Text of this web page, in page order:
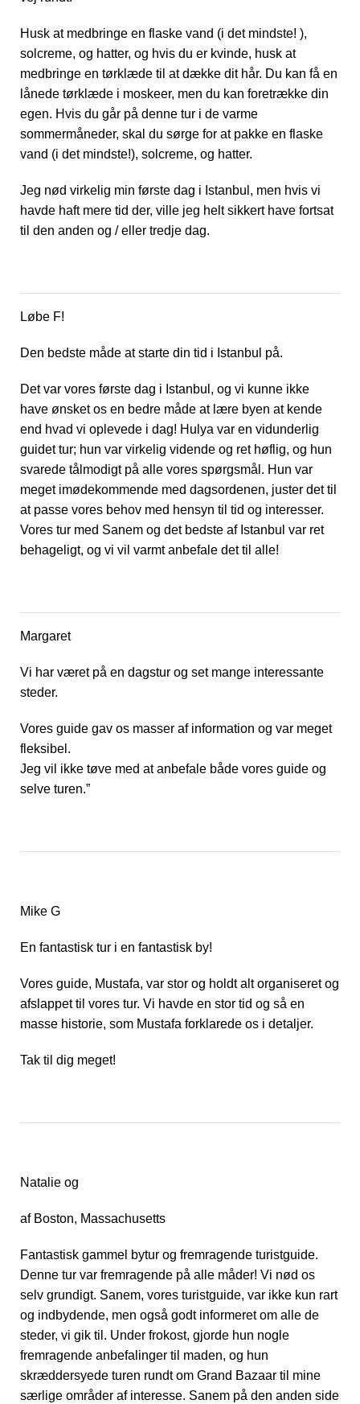
Husk at medbringe en flaske vand (i det mindste! ),
solcreme, og hatter, og hvis du er kvinde, husk at
medbringe en tørklæde til at dække dit hår. Du kan få en
lånede tørklæde i moskeer, men du kan foretrække din
egen. Hvis du går på denne tur i de varme
sommermåneder, skal du sørge for at pakke en flaske
vand (i det mindste!), solcreme, og hatter.
Jeg nød virkelig min første dag i Istanbul, men hvis vi
havde haft mere tid der, ville jeg helt sikkert have fortsat
til den anden og / eller tredje dag.
Løbe F!
Den bedste måde at starte din tid i Istanbul på.
Det var vores første dag i Istanbul, og vi kunne ikke
have ønsket os en bedre måde at lære byen at kende
end hvad vi oplevede i dag! Hulya var en vidunderlig
guidet tur; hun var virkelig vidende og ret høflig, og hun
svarede tålmodigt på alle vores spørgsmål. Hun var
meget imødekommende med dagsordenen, juster det til
at passe vores behov med hensyn til tid og interesser.
Vores tur med Sanem og det bedste af Istanbul var ret
behageligt, og vi vil varmt anbefale det til alle!
Margaret
Vi har været på en dagstur og set mange interessante
steder.
Vores guide gav os masser af information og var meget
fleksibel.
Jeg vil ikke tøve med at anbefale både vores guide og
selve turen.”
Mike G
En fantastisk tur i en fantastisk by!
Vores guide, Mustafa, var stor og holdt alt organiseret og
afslappet til vores tur. Vi havde en stor tid og så en
masse historie, som Mustafa forklarede os i detaljer.
Tak til dig meget!
Natalie og
af Boston, Massachusetts
Fantastisk gammel bytur og fremragende turistguide.
Denne tur var fremragende på alle måder! Vi nød os
selv grundigt. Sanem, vores turistguide, var ikke kun rart
og indbydende, men også godt informeret om alle de
steder, vi gik til. Under frokost, gjorde hun nogle
fremragende anbefalinger til maden, og hun
skræddersyede turen rundt om Grand Bazaar til mine
særlige områder af interesse. Sanem på den anden side